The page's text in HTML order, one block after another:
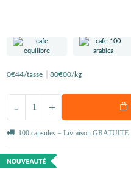
0€44/tasse 80€00/kg
+
-
100 capsules = Livraison GRATUITE